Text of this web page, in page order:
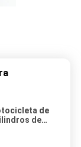
de
de